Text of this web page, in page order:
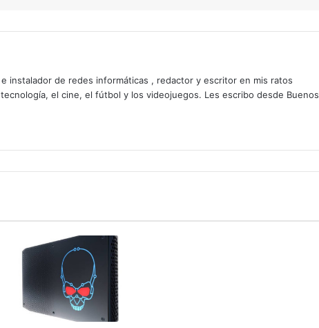
e instalador de redes informáticas , redactor y escritor en mis ratos
el cine, el fútbol y los videojuegos. Les escribo desde Buenos